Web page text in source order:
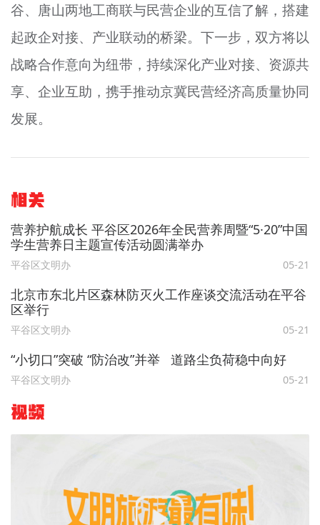
谷、唐山两地工商联与民营企业的互信了解，搭建
起政企对接、产业联动的桥梁。下一步，双方将以
战略合作意向为纽带，持续深化产业对接、资源共
享、企业互助，携手推动京冀民营经济高质量协同
发展。
相关
营养护航成长 平谷区2026年全民营养周暨“5·20”中国
学生营养日主题宣传活动圆满举办
平谷区文明办 05-21
北京市东北片区森林防灭火工作座谈交流活动在平谷
区举行
平谷区文明办 05-21
“小切口”突破 “防治改”并举 道路尘负荷稳中向好
平谷区文明办 05-21
视频